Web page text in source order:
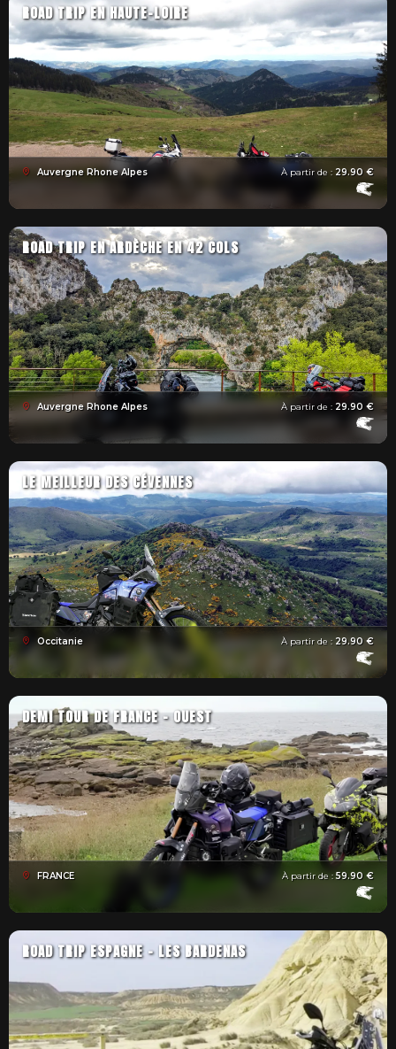
ROAD TRIP EN HAUTE-LOIRE
Auvergne Rhone Alpes À partir de : 29.90 €
ROAD TRIP EN ARDÈCHE EN 42 COLS
Auvergne Rhone Alpes À partir de : 29.90 €
LE MEILLEUR DES CÉVENNES
Occitanie À partir de : 29.90 €
DEMI TOUR DE FRANCE - OUEST
FRANCE À partir de :59.90 €
ROAD TRIP ESPAGNE - LES BARDENAS